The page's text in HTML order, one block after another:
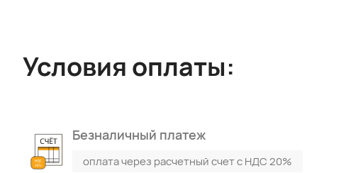
Условия оплаты:
Безналичный платеж
оплата через расчетный счет с НДС 20%